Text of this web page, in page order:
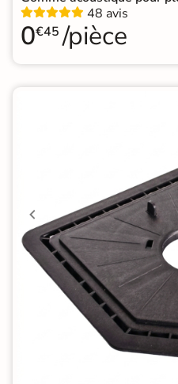
48 avis
0€45 /pièce